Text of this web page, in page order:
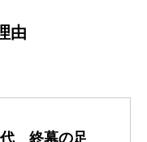
由
終幕の足